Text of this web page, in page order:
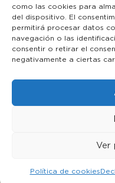
como las cookies para
del dispositivo. El
permitirá procesar datos
navegación o las
consentir o retirar el
negativamente a ciertas
Ver
Política de cookies
LEGAL
AVISO LEGAL
POLÍTICA DE
© 2023 Toledo